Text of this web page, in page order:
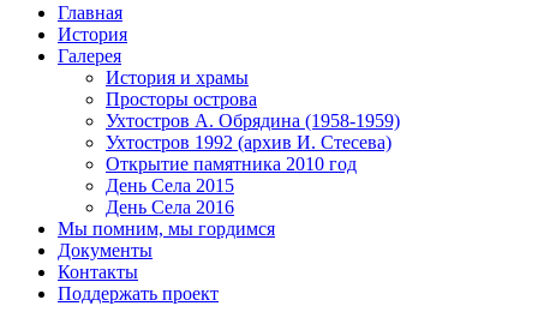
Главная
История
Галерея
История и храмы
Просторы острова
Ухтостров А. Обрядина (1958-1959)
Ухтостров 1992 (архив И. Стесева)
Открытие памятника 2010 год
День Села 2015
День Села 2016
Мы помним, мы гордимся
Документы
Контакты
Поддержать проект